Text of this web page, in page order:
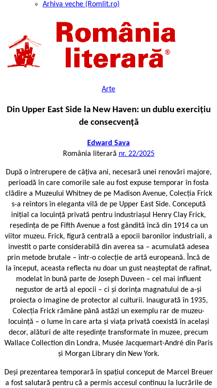
Arhiva veche (Romlit.ro)
Arte
Din Upper East Side la New Haven: un dublu exercițiu
de consecvență
Edward Sava
România literară nr. 22/2025
După o întrerupere de câțiva ani, necesară unei renovări majore,
perioadă în care comorile sale au fost expuse temporar în fosta
clădire a Muzeului Whitney de pe Madison Avenue, Colecția Frick
s-a reîntors în eleganta vilă de pe Upper East Side. Concepută
inițial ca locuință privată pentru industriașul Henry Clay Frick,
reședința de pe Fifth Avenue a fost gândită încă din 1914 ca un
viitor muzeu. Frick, figură centrală a epocii baronilor industriali, a
investit o parte considerabilă din averea sa – acumulată adesea
prin metode brutale – într-o colecție de artă europeană. Încă de
la început, aceasta reflecta nu doar un gust neașteptat de rafinat,
modelat în bună parte de Joseph Duveen – cel mai influent
negustor de artă al epocii – ci și dorința magnatului de a-și
proiecta o imagine de protector al culturii. Inaugurată în 1935,
Colecția Frick rămâne până astăzi un exemplu rar de muzeu-
locuință – o lume în care arta și viața privată coexistă în același
decor, alături de alte reședințe transformate în muzee, precum
Wallace Collection din Londra, Musée Jacquemart-André din Paris
și Morgan Library din New York.
Deși prezentarea temporară în spațiul conceput de Marcel Breuer
a fost salutară pentru că a permis accesul continuu la lucrările de